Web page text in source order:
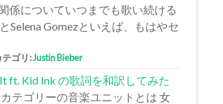
係についていつまでも歌い続ける
Selena Gomezといえば、もはやセ
テゴリ:Justin Bieber
ft. Kid Ink の歌詞を和訳してみた
テゴリーの音楽ユニットとは 女